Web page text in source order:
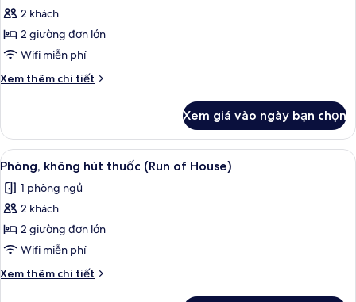
viên
không
hút
thuốc,
cảnh
2 khách
2 giường đơn lớn
Wifi miễn phí
Xem thêm chi tiết
Chi
Phòng,
không
hút
thuốc,
quang
cảnh
viên
Xem giá vào ngày bạn chọn
Xem
tất
cả
ảnh
Phòng,
không
hút
thuốc
Nệm Tempur-Pedic, bàn, khu vực
5
Phòng, không hút thuốc (Run of House)
1 phòng ngủ
2 khách
2 giường đơn lớn
Wifi miễn phí
Xem thêm chi tiết
Chi